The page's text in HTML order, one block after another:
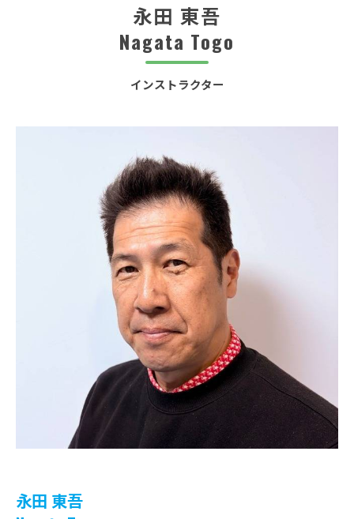
インストラクター
永田 東吾
Nagata Togo
永田 東吾